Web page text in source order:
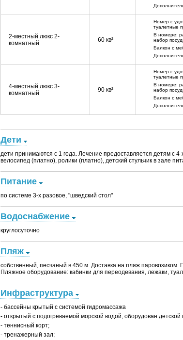
2-местный люкс 2-
комнатный
60 кв²
Номер с
туалетные
В номере:
набор
Балкон с
4-местный люкс 3-
комнатный
90 кв²
Номер с
туалетные
В номере:
набор
Балкон с
Дети
дети принимаются с 1 года. Лечение предоставляется детям с
велосипед (платно), ролики (платно), детский стульчик в зале
Питание
по системе 3-х разовое, "шведский стол"
Водоснабжение
круглосуточно
Пляж
собственный, песчаный в 450 м. Доставка на пляж
Пляжное оборудование: кабинки для переодевания, лежаки,
Инфраструктура
- бассейны крытый с системой гидромассажа
- открытый с подогреваемой морской водой, оборудован детской
- теннисный корт;
- тренажерный зал;